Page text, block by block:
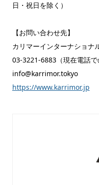
日・祝日を除く）
【お問い合わせ先】
カリマーインターナショナ
03-3221-6883（現在電話で
info@karrimor.tokyo
https://www.karrimor.jp